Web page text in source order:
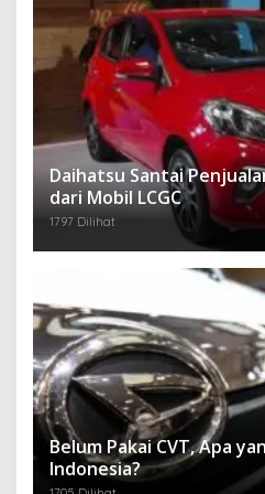
Daihatsu Santai
dari Mobil LCGC
1797 Dilihat
Belum Pakai CVT, Apa
Indonesia?